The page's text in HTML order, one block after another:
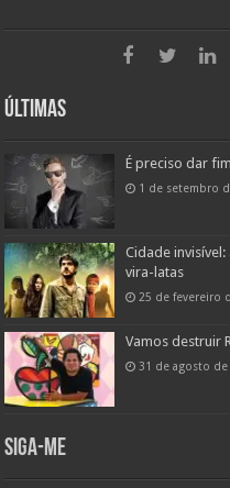
Últimas
É preciso dar
1 de setembro
Cidade
vira-latas
25 de fevereiro
Vamos destruir
31 de agosto de
Siga-me